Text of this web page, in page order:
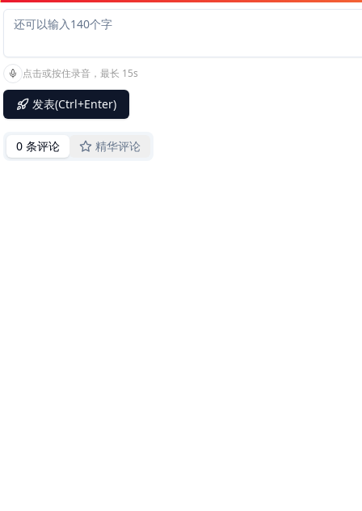
点击或按住录音，最长 15s
发表(Ctrl+Enter)
0 条评论 精华评论